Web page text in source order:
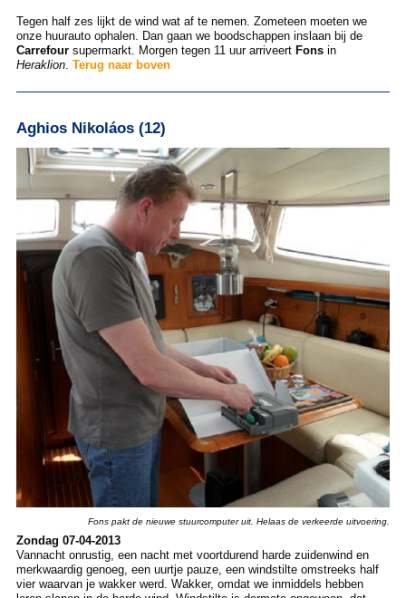
Tegen half zes lijkt de wind wat af te nemen. Zometeen moeten we
onze huurauto ophalen. Dan gaan we boodschappen inslaan bij de
Carrefoursupermarkt. Morgen tegen 11 uur arriveertFonsin
Heraklion. Terug naar boven
Aghios Nikoláos (12)
Fons pakt de nieuwe stuurcomputer uit. Helaas de verkeerde uitvoering.
Zondag 07-04-2013
Vannacht onrustig, een nacht met voortdurend harde zuidenwind en
merkwaardig genoeg, een uurtje pauze, een windstilte omstreeks half
vier waarvan je wakker werd. Wakker, omdat we inmiddels hebben